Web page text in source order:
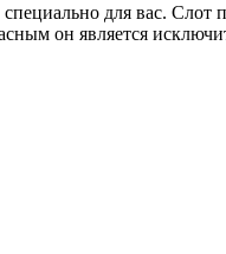
для вас.
он является